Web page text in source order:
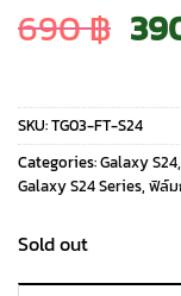
690฿
SKU:TG03-FT-S24
Categories:Galaxy S24,
Galaxy S24 Series, ฟิล์ม
Sold out